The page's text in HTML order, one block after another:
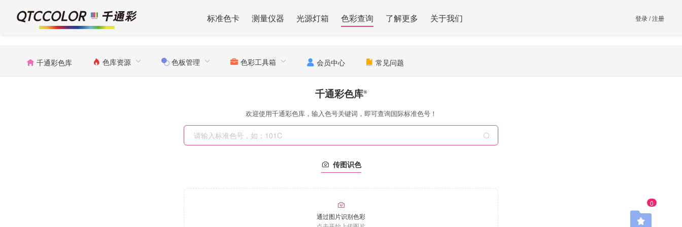
标准色卡 测量仪器 光源灯箱 色彩查询 了解更多 关于我们 登录/注册
千通彩色库 色库资源 色板管理 色彩工具箱 会员中心 常见问题
0
千通彩色库®
欢迎使用千通彩色库，输入色号关键词，即可查询国际标准色号！
传图识色
通过图片识别色彩